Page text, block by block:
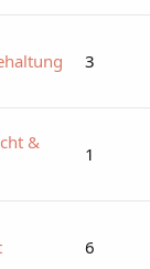
3
&
1
6